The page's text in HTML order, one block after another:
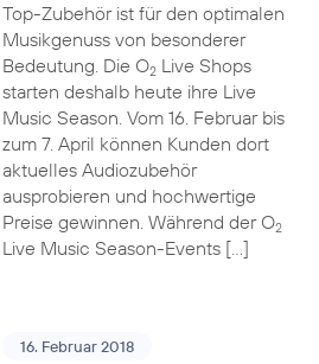
Top-Zubehör ist für den optimalen
Musikgenuss von besonderer
Bedeutung. Die O2Live Shops
starten deshalb heute ihre Live
Music Season. Vom 16. Februar bis
zum 7. April können Kunden dort
aktuelles Audiozubehör
ausprobieren und hochwertige
Preise gewinnen. Während der O2
Live Music Season-Events […]
16. Februar 2018